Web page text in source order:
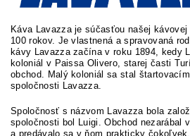
Káva Lavazza je súčasťou našej
100 rokov. Je vlastnená a spravovaná
kávy Lavazza začína v roku 1894, kedy
koloniál v Paissa Olivero, starej časti
obchod. Malý koloniál sa stal
spoločnosti Lavazza.
Spoločnosť s názvom Lavazza bola
spoločnosti bol Luigi. Obchod nezarábal
a predávalo sa v ňom prakticky